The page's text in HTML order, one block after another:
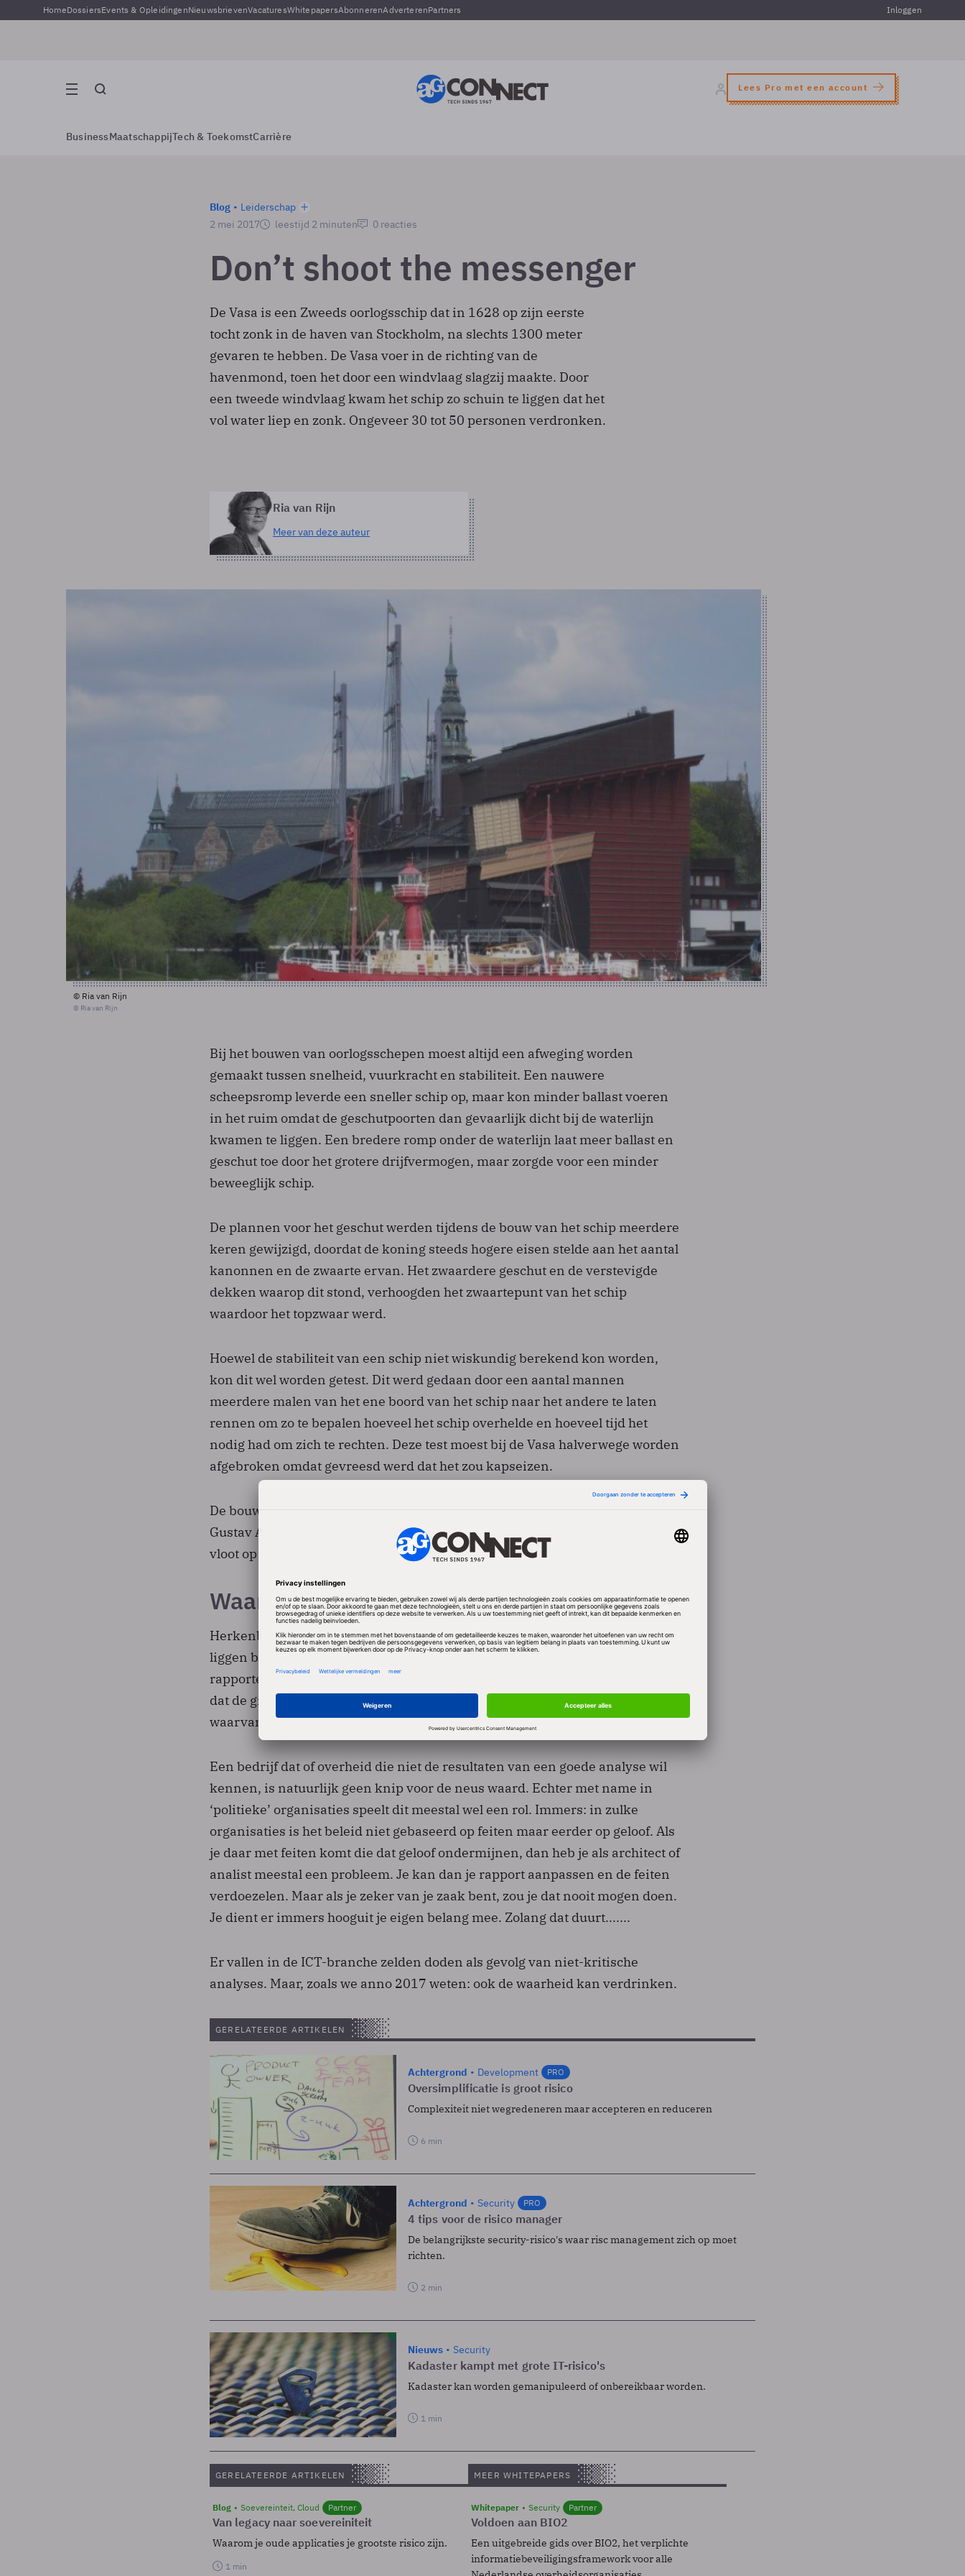
HomeDossiersEvents & OpleidingenNieuwsbrievenVacaturesWhitepapersAbonnerenAdverterenPartners Inloggen
Lees Pro met een account
BusinessMaatschappijTech & ToekomstCarrière
Blog
Leiderschap
2 mei 2017
leestijd 2 minuten 0 reacties
Don’t shoot the messenger
De Vasa is een Zweeds oorlogsschip dat in 1628 op zijn eerste
tocht zonk in de haven van Stockholm, na slechts 1300 meter
gevaren te hebben. De Vasa voer in de richting van de
havenmond, toen het door een windvlaag slagzij maakte. Door
een tweede windvlaag kwam het schip zo schuin te liggen dat het
vol water liep en zonk. Ongeveer 30 tot 50 personen verdronken.
Ria van Rijn
Meer van deze auteur
© Ria van Rijn
© Ria van Rijn
Bij het bouwen van oorlogsschepen moest altijd een afweging worden
gemaakt tussen snelheid, vuurkracht en stabiliteit. Een nauwere
scheepsromp leverde een sneller schip op, maar kon minder ballast voeren
in het ruim omdat de geschutpoorten dan gevaarlijk dicht bij de waterlijn
kwamen te liggen. Een bredere romp onder de waterlijn laat meer ballast en
geschut toe door het grotere drijfvermogen, maar zorgde voor een minder
beweeglijk schip.
De plannen voor het geschut werden tijdens de bouw van het schip meerdere
keren gewijzigd, doordat de koning steeds hogere eisen stelde aan het aantal
kanonnen en de zwaarte ervan. Het zwaardere geschut en de verstevigde
dekken waarop dit stond, verhoogden het zwaartepunt van het schip
waardoor het topzwaar werd.
Hoewel de stabiliteit van een schip niet wiskundig berekend kon worden,
kon dit wel worden getest. Dit werd gedaan door een aantal mannen
meerdere malen van het ene boord van het schip naar het andere te laten
rennen om zo te bepalen hoeveel het schip overhelde en hoeveel tijd het
nodig had om zich te rechten. Deze test moest bij de Vasa halverwege worden
afgebroken omdat gevreesd werd dat het zou kapseizen.
De bouwtechnici hadden de problemen dus wel gesignaleerd, maar koning
Gustav Adolf wilde zo graag dat het schip zich zou aansluiten bij de Zweedse
vloot op de Oostzee dat niemand het de koning durfde te vertellen.
Waarheid
Herkenbaar? Die keuze om je opdrachtgever de waarheid niet te vertellen? Er
liggen bureauladen vol met onvoldoende kritische en dus zinloze
rapporten die de opdrachtgever te veel naar de mond praten. Ik las ergens,
dat de grootste valkuil voor een datascientist is een rapport te presenteren
waarvan de inhoud de opdrachtgever niet bevalt.
Een bedrijf dat of overheid die niet de resultaten van een goede analyse wil
kennen, is natuurlijk geen knip voor de neus waard. Echter met name in
‘politieke’ organisaties speelt dit meestal wel een rol. Immers: in zulke
organisaties is het beleid niet gebaseerd op feiten maar eerder op geloof. Als
je daar met feiten komt die dat geloof ondermijnen, dan heb je als architect of
analist meestal een probleem. Je kan dan je rapport aanpassen en de feiten
verdoezelen. Maar als je zeker van je zaak bent, zou je dat nooit mogen doen.
Je dient er immers hooguit je eigen belang mee. Zolang dat duurt.......
Er vallen in de ICT-branche zelden doden als gevolg van niet-kritische
analyses. Maar, zoals we anno 2017 weten: ook de waarheid kan verdrinken.
GERELATEERDE ARTIKELEN
Achtergrond Development PRO
Oversimplificatie is groot risico
Complexiteit niet wegredeneren maar accepteren en reduceren
6 min
Achtergrond Security PRO
4 tips voor de risico manager
De belangrijkste security-risico's waar risc management zich op moet
richten.
2 min
Nieuws Security
Kadaster kampt met grote IT-risico's
Kadaster kan worden gemanipuleerd of onbereikbaar worden.
1 min
GERELATEERDE ARTIKELEN
Blog Soevereinteit, Cloud Partner
Van legacy naar soevereiniteit
Waarom je oude applicaties je grootste risico zijn.
1 min
MEER WHITEPAPERS
Whitepaper Security Partner
Voldoen aan BIO2
Een uitgebreide gids over BIO2, het verplichte
informatiebeveiligingsframework voor alle